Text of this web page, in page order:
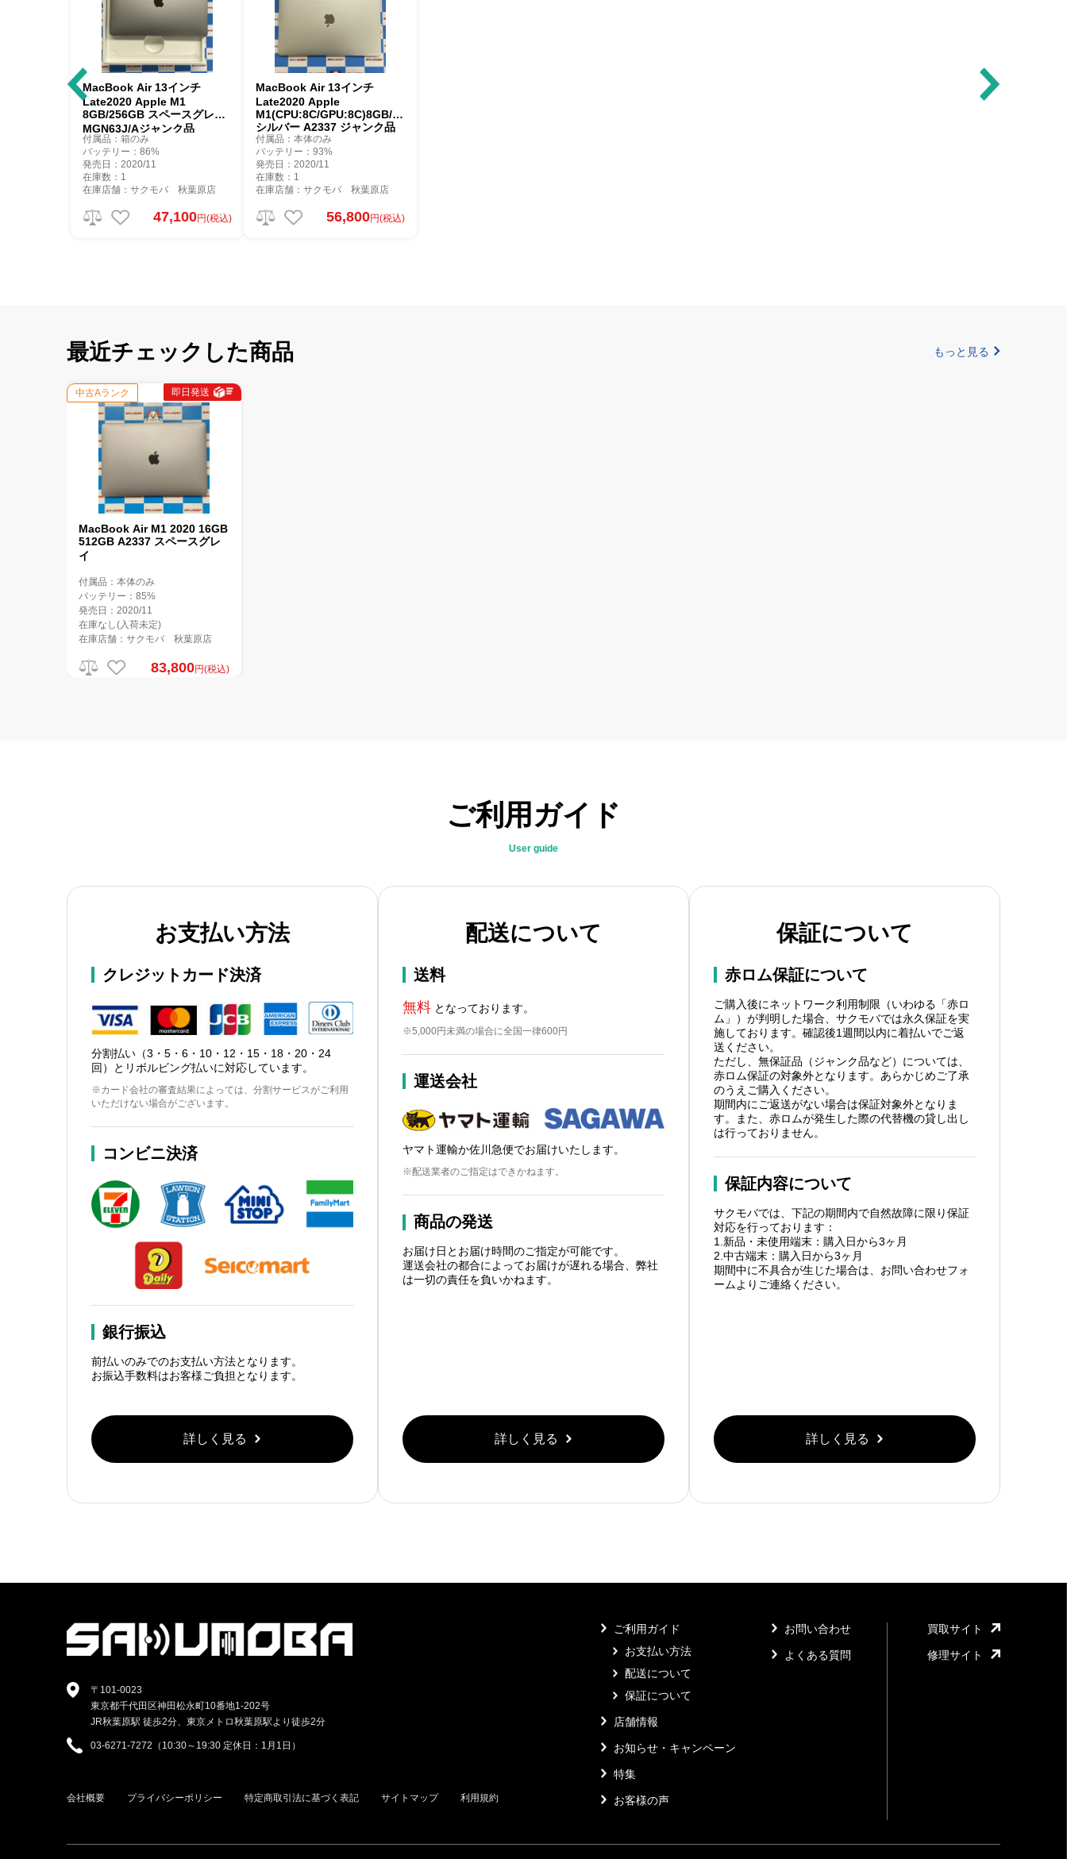
MacBook Air 13インチ
Late2020 Apple M1
8GB/256GB スペースグレイ
MGN63J/Aジャンク品
付属品：箱のみ
バッテリー：86%
発売日：2020/11
在庫数：1
在庫店舗：サクモバ 秋葉原店
47,100円(税込)
MacBook Air 13インチ
Late2020 Apple
M1(CPU:8C/GPU:8C)8GB/512GB
シルバー A2337 ジャンク品
付属品：本体のみ
バッテリー：93%
発売日：2020/11
在庫数：1
在庫店舗：サクモバ 秋葉原店
56,800円(税込)
最近チェックした商品 もっと見る
中古Aランク 即日発送
MacBook Air M1 2020 16GB
512GB A2337 スペースグレ
イ
付属品：本体のみ
バッテリー：85%
発売日：2020/11
在庫なし(入荷未定)
在庫店舗：サクモバ 秋葉原店
83,800円(税込)
ご利用ガイド
User guide
お支払い方法
クレジットカード決済
分割払い（3・5・6・10・12・15・18・20・24
回）とリボルビング払いに対応しています。
※カード会社の審査結果によっては、分割サービスがご利用
いただけない場合がございます。
コンビニ決済
銀行振込
前払いのみでのお支払い方法となります。
お振込手数料はお客様ご負担となります。
詳しく見る
配送について
送料
無料となっております。
※5,000円未満の場合に全国一律600円
運送会社
ヤマト運輸か佐川急便でお届けいたします。
※配送業者のご指定はできかねます。
商品の発送
お届け日とお届け時間のご指定が可能です。
運送会社の都合によってお届けが遅れる場合、弊社
は一切の責任を負いかねます。
詳しく見る
保証について
赤ロム保証について
ご購入後にネットワーク利用制限（いわゆる「赤ロ
ム」）が判明した場合、サクモバでは永久保証を実
施しております。確認後1週間以内に着払いでご返
送ください。
ただし、無保証品（ジャンク品など）については、
赤ロム保証の対象外となります。あらかじめご了承
のうえご購入ください。
期間内にご返送がない場合は保証対象外となりま
す。また、赤ロムが発生した際の代替機の貸し出し
は行っておりません。
保証内容について
サクモバでは、下記の期間内で自然故障に限り保証
対応を行っております：
1.新品・未使用端末：購入日から3ヶ月
2.中古端末：購入日から3ヶ月
期間中に不具合が生じた場合は、お問い合わせフォ
ームよりご連絡ください。
詳しく見る
〒101-0023
東京都千代田区神田松永町10番地1-202号
JR秋葉原駅 徒歩2分、東京メトロ秋葉原駅より徒歩2分
03-6271-7272（10:30～19:30 定休日：1月1日）
会社概要 プライバシーポリシー 特定商取引法に基づく表記 サイトマップ 利用規約
ご利用ガイド
お支払い方法
配送について
保証について
店舗情報
お知らせ・キャンペーン
特集
お客様の声
お問い合わせ
よくある質問
買取サイト
修理サイト